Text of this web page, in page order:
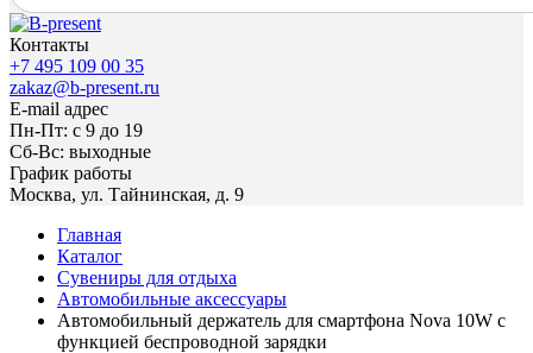
Контакты
+7 495 109 00 35
zakaz@b-present.ru
E-mail адрес
Пн-Пт: с 9 до 19
Сб-Вс: выходные
График работы
Москва, ул. Тайнинская, д. 9
Главная
Каталог
Сувениры для отдыха
Автомобильные аксессуары
Автомобильный держатель для смартфона Nova 10W с
функцией беспроводной зарядки